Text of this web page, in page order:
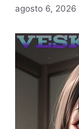
agosto 6, 2026